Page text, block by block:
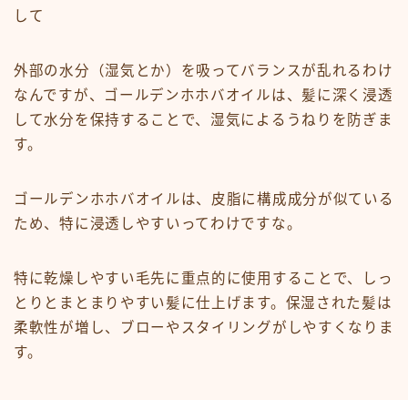
して
外部の水分（湿気とか）を吸ってバランスが乱れるわけ
なんですが、ゴールデンホホバオイルは、髪に深く浸透
して水分を保持することで、湿気によるうねりを防ぎま
す。
ゴールデンホホバオイルは、皮脂に構成成分が似ている
ため、特に浸透しやすいってわけですな。
特に乾燥しやすい毛先に重点的に使用することで、しっ
とりとまとまりやすい髪に仕上げます。保湿された髪は
柔軟性が増し、ブローやスタイリングがしやすくなりま
す。